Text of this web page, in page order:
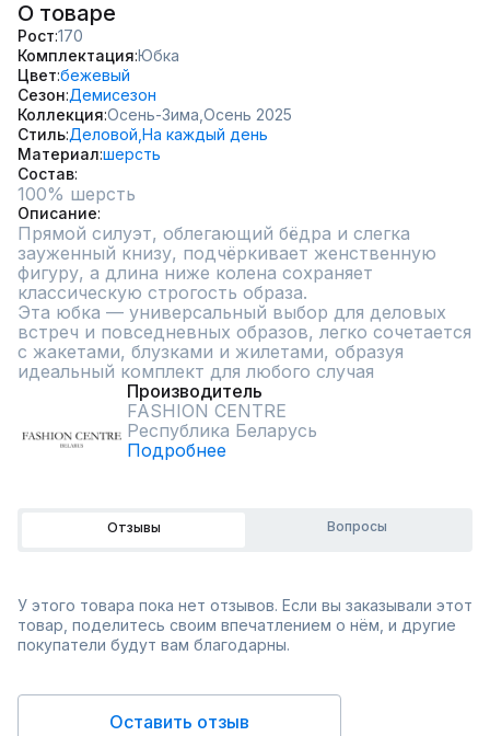
О товаре
Рост 170
Комплектация Юбка
Цвет бежевый
Сезон Демисезон
Коллекция Осень-Зима, Осень 2025
Стиль Деловой, На каждый день
Материал шерсть
Состав
100% шерсть
Описание
Прямой силуэт, облегающий бёдра и слегка
зауженный книзу, подчёркивает женственную
фигуру, а длина ниже колена сохраняет
классическую строгость образа.
Эта юбка — универсальный выбор для деловых
встреч и повседневных образов, легко сочетается
с жакетами, блузками и жилетами, образуя
идеальный комплект для любого случая
Производитель
FASHION CENTRE
Республика Беларусь
Подробнее
Отзывы Вопросы
У этого товара пока нет отзывов. Если вы заказывали этот
товар, поделитесь своим впечатлением о нём, и другие
покупатели будут вам благодарны.
Оставить отзыв